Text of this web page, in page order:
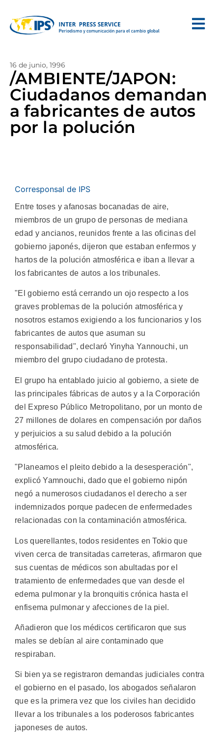
16 de junio, 1996
/AMBIENTE/JAPON:
Ciudadanos demandan
a fabricantes de autos
por la polución
Corresponsal de IPS
Entre toses y afanosas bocanadas de aire,
miembros de un grupo de personas de mediana
edad y ancianos, reunidos frente a las oficinas del
gobierno japonés, dijeron que estaban enfermos y
hartos de la polución atmosférica e iban a llevar a
los fabricantes de autos a los tribunales.
"El gobierno está cerrando un ojo respecto a los
graves problemas de la polución atmosférica y
nosotros estamos exigiendo a los funcionarios y los
fabricantes de autos que asuman su
responsabilidad", declaró Yinyha Yannouchi, un
miembro del grupo ciudadano de protesta.
El grupo ha entablado juicio al gobierno, a siete de
las principales fábricas de autos y a la Corporación
del Expreso Público Metropolitano, por un monto de
27 millones de dolares en compensación por daños
y perjuicios a su salud debido a la polución
atmosférica.
"Planeamos el pleito debido a la desesperación",
explicó Yamnouchi, dado que el gobierno nipón
negó a numerosos ciudadanos el derecho a ser
indemnizados porque padecen de enfermedades
relacionadas con la contaminación atmosférica.
Los querellantes, todos residentes en Tokio que
viven cerca de transitadas carreteras, afirmaron que
sus cuentas de médicos son abultadas por el
tratamiento de enfermedades que van desde el
edema pulmonar y la bronquitis crónica hasta el
enfisema pulmonar y afecciones de la piel.
Añadieron que los médicos certificaron que sus
males se debían al aire contaminado que
respiraban.
Si bien ya se registraron demandas judiciales contra
el gobierno en el pasado, los abogados señalaron
que es la primera vez que los civiles han decidido
llevar a los tribunales a los poderosos fabricantes
japoneses de autos.